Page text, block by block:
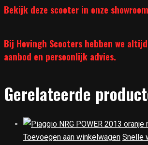
Bekijk deze scooter in onze showroom
Bij Hovingh Scooters hebben we
aanbod en persoonlijk advies.
Gerelateerde
Toevoegen aan winkelwagen Snelle